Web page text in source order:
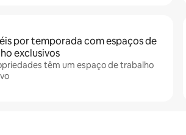
por temporada com espaços de
exclusivos
têm um espaço de trabalho